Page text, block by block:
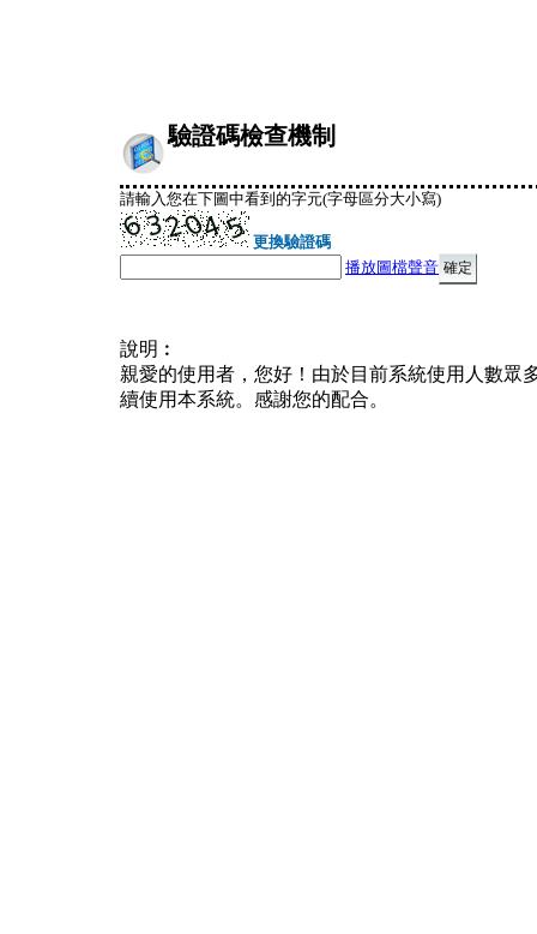
驗證碼檢查機制
請輸入您在下圖中看到的字元(字母區分大小寫)
更換驗證碼
播放圖檔聲音
說明︰
親愛的使用者，您好！由於目前系統使用人數眾
續使用本系統。感謝您的配合。